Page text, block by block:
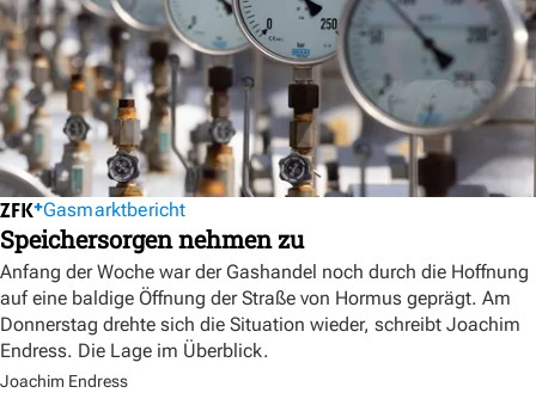
Gasmarktbericht
Speichersorgen nehmen zu
Anfang der Woche war der Gashandel noch durch die Hoffnung
auf eine baldige Öffnung der Straße von Hormus geprägt. Am
Donnerstag drehte sich die Situation wieder, schreibt Joachim
Endress. Die Lage im Überblick.
Joachim Endress